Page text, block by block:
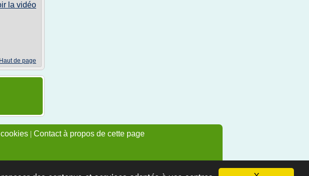
la vidéo
Haut de page
| Contact à propos de cette page